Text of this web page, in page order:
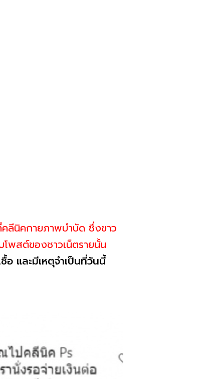
ลีนิคกายภาพบำบัด ซึ่งขาว
พสต์ของชาวเน็ตรายนั้น
อ และมีเหตุจำเป็นที่วันนี้